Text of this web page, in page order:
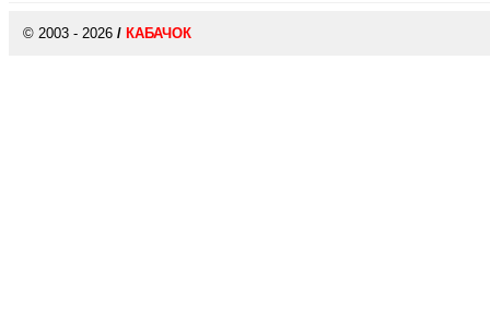
© 2003 - 2026 / КАБАЧОК